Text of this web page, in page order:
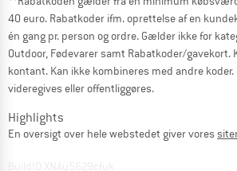
40 euro. Rabatkoder ifm. oprettelse af en
én gang pr. person og ordre. Gælder ikke for
Outdoor, Fødevarer samt Rabatkoder/gavekort.
kontant. Kan ikke kombineres med andre
videregives eller offentliggøres.
Highlights
En oversigt over hele webstedet giver vores